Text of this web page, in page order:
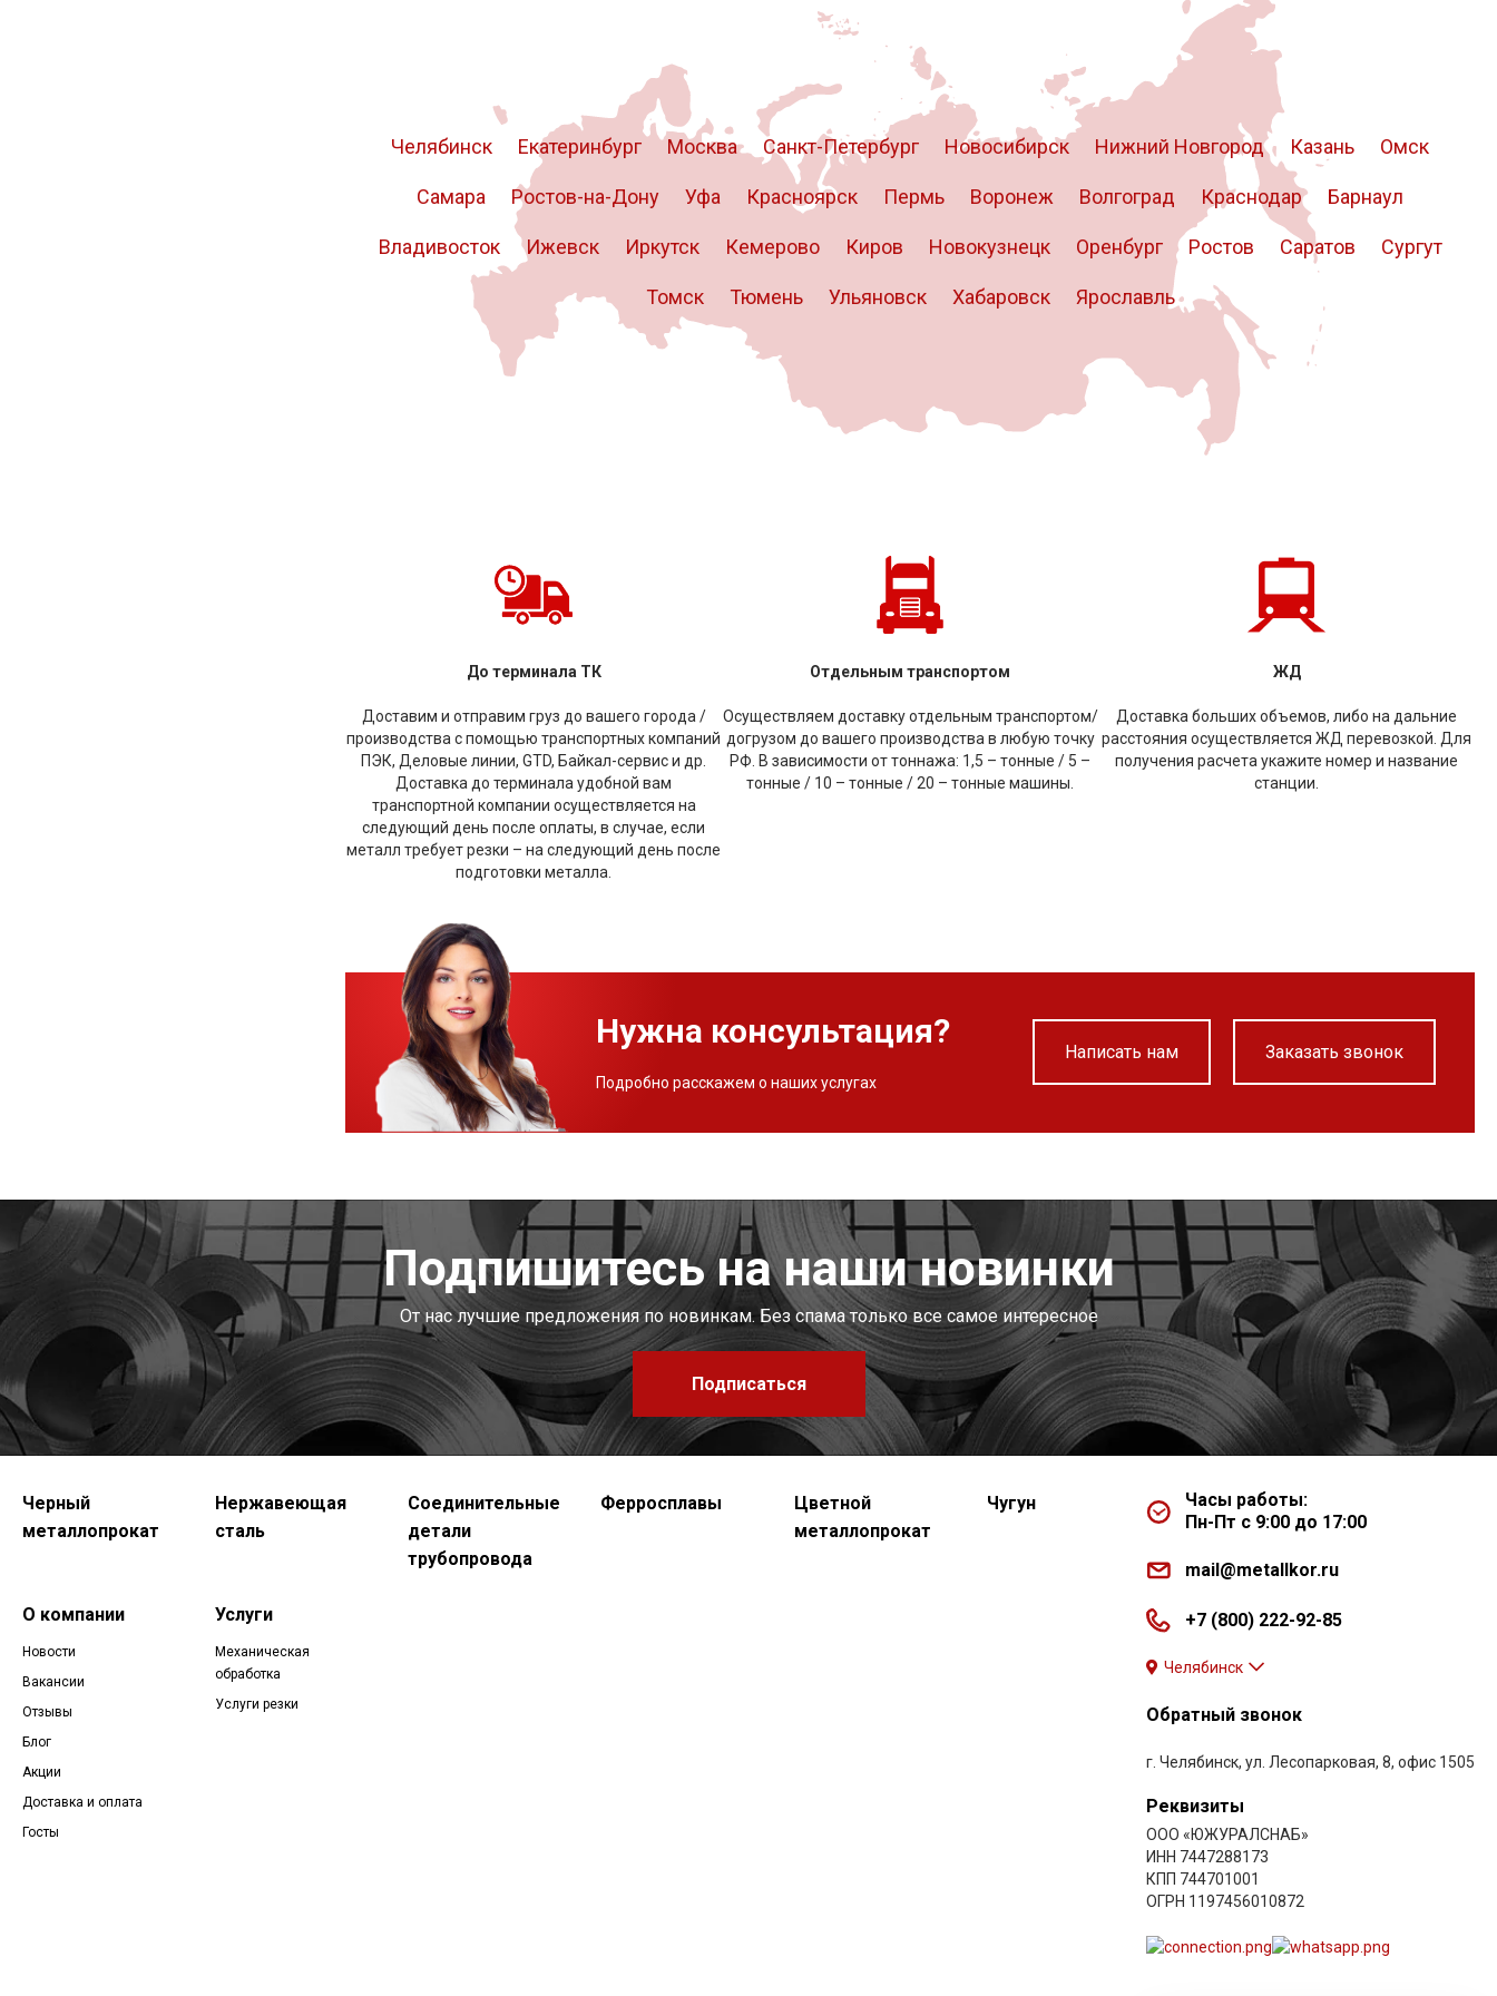
Челябинск Екатеринбург Москва Санкт-Петербург Новосибирск Нижний Новгород Казань Омск
Самара Ростов-на-Дону Уфа Красноярск Пермь Воронеж Волгоград Краснодар Барнаул
Владивосток Ижевск Иркутск Кемерово Киров Новокузнецк Оренбург Ростов Саратов Сургут
Томск Тюмень Ульяновск Хабаровск Ярославль
До терминала ТК
Доставим и отправим груз до вашего города /
производства с помощью транспортных компаний
ПЭК, Деловые линии, GTD, Байкал-сервис и др.
Доставка до терминала удобной вам
транспортной компании осуществляется на
следующий день после оплаты, в случае, если
металл требует резки – на следующий день после
подготовки металла.
Отдельным транспортом
Осуществляем доставку отдельным транспортом/
догрузом до вашего производства в любую точку
РФ. В зависимости от тоннажа: 1,5 – тонные / 5 –
тонные / 10 – тонные / 20 – тонные машины.
ЖД
Доставка больших объемов, либо на дальние
расстояния осуществляется ЖД перевозкой. Для
получения расчета укажите номер и название
станции.
Нужна консультация?
Подробно расскажем о наших услугах
Написать нам Заказать звонок
Подпишитесь на наши новинки
От нас лучшие предложения по новинкам. Без спама только все самое интересное
Подписаться
Черный
металлопрокат
Нержавеющая
сталь
Соединительные
детали
трубопровода
Ферросплавы
Цветной
металлопрокат
Чугун
О компании
Новости
Вакансии
Отзывы
Блог
Акции
Доставка и оплата
Госты
Услуги
Механическая
обработка
Услуги резки
Часы работы:
Пн-Пт с 9:00 до 17:00
mail@metallkor.ru
+7 (800) 222-92-85
Челябинск
Обратный звонок
г. Челябинск, ул. Лесопарковая, 8, офис 1505
Реквизиты
ООО «ЮЖУРАЛСНАБ»
ИНН 7447288173
КПП 744701001
ОГРН 1197456010872